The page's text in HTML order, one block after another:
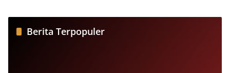
Berita Terpopuler